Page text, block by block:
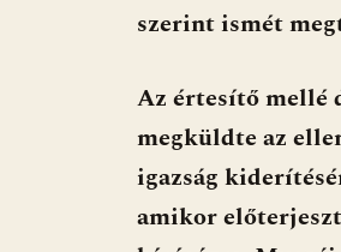
o p
szerint ismét
Az értesítő mellé
megküldte az
igazság
amikor